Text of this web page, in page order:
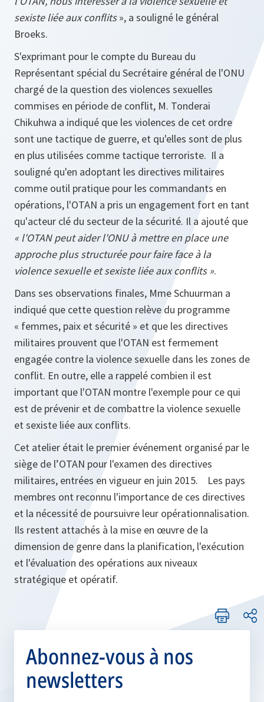
sexiste liée aux conflits», a souligné le général
Broeks.
S'exprimant pour le compte du Bureau du
Représentant spécial du Secrétaire général de l'ONU
chargé de la question des violences sexuelles
commises en période de conflit, M. Tonderai
Chikuhwa a indiqué que les violences de cet ordre
sont une tactique de guerre, et qu'elles sont de plus
en plus utilisées comme tactique terroriste. Il a
souligné qu'en adoptant les directives militaires
comme outil pratique pour les commandants en
opérations, l'OTAN a pris un engagement fort en tant
qu'acteur clé du secteur de la sécurité. Il a ajouté que
« l'OTAN peut aider l'ONU à mettre en place une
approche plus structurée pour faire face à la
violence sexuelle et sexiste liée aux conflits ».
Dans ses observations finales, Mme Schuurman a
indiqué que cette question relève du programme
« femmes, paix et sécurité » et que les directives
militaires prouvent que l'OTAN est fermement
engagée contre la violence sexuelle dans les zones de
conflit. En outre, elle a rappelé combien il est
important que l'OTAN montre l'exemple pour ce qui
est de prévenir et de combattre la violence sexuelle
et sexiste liée aux conflits.
Cet atelier était le premier événement organisé par le
siège de l’OTAN pour l'examen des directives
militaires, entrées en vigueur en juin 2015. Les pays
membres ont reconnu l'importance de ces directives
et la nécessité de poursuivre leur opérationnalisation.
Ils restent attachés à la mise en œuvre de la
dimension de genre dans la planification, l'exécution
et l'évaluation des opérations aux niveaux
stratégique et opératif.
Abonnez-vous à nos
newsletters